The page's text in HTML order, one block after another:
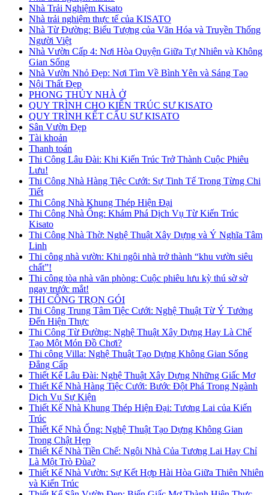
Nhà Trải Nghiệm Kisato
Nhà trải nghiệm thực tế của KISATO
Nhà Từ Đường: Biểu Tượng của Văn Hóa và Truyền Thống
Người Việt
Nhà Vườn Cấp 4: Nơi Hòa Quyện Giữa Tự Nhiên và Không
Gian Sống
Nhà Vườn Nhỏ Đẹp: Nơi Tìm Về Bình Yên và Sáng Tạo
Nội Thất Đẹp
PHONG THỦY NHÀ Ở
QUY TRÌNH CHO KIẾN TRÚC SƯ KISATO
QUY TRÌNH KẾT CẤU SƯ KISATO
Sân Vườn Đẹp
Tài khoản
Thanh toán
Thi Công Lâu Đài: Khi Kiến Trúc Trở Thành Cuộc Phiêu
Lưu!
Thi Công Nhà Hàng Tiệc Cưới: Sự Tinh Tế Trong Từng Chi
Tiết
Thi Công Nhà Khung Thép Hiện Đại
Thi Công Nhà Ống: Khám Phá Dịch Vụ Từ Kiến Trúc
Kisato
Thi Công Nhà Thờ: Nghệ Thuật Xây Dựng và Ý Nghĩa Tâm
Linh
Thi công nhà vườn: Khi ngôi nhà trở thành “khu vườn siêu
chất”!
Thi công tòa nhà văn phòng: Cuộc phiêu lưu kỳ thú sờ sờ
ngay trước mắt!
THI CÔNG TRỌN GÓI
Thi Công Trung Tâm Tiệc Cưới: Nghệ Thuật Từ Ý Tưởng
Đến Hiện Thực
Thi Công Từ Đường: Nghệ Thuật Xây Dựng Hay Là Chế
Tạo Một Món Đồ Chơi?
Thi công Villa: Nghệ Thuật Tạo Dựng Không Gian Sống
Đẳng Cấp
Thiết Kế Lâu Đài: Nghệ Thuật Xây Dựng Những Giấc Mơ
Thiết Kế Nhà Hàng Tiệc Cưới: Bước Đột Phá Trong Ngành
Dịch Vụ Sự Kiện
Thiết Kế Nhà Khung Thép Hiện Đại: Tương Lai của Kiến
Trúc
Thiết Kế Nhà Ống: Nghệ Thuật Tạo Dựng Không Gian
Trong Chật Hẹp
Thiết Kế Nhà Tiền Chế: Ngôi Nhà Của Tương Lai Hay Chỉ
Là Một Trò Đùa?
Thiết Kế Nhà Vườn: Sự Kết Hợp Hài Hòa Giữa Thiên Nhiên
và Kiến Trúc